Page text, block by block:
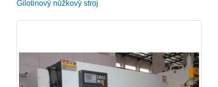
Gilotinový nůžkový stroj